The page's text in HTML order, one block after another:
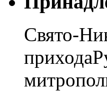
Свято-
прихода